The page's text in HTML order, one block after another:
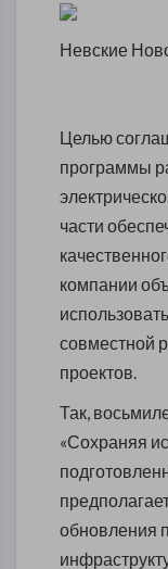
Невские
Целью
программы
части
компании
совместной
проектов.
Так,
«Сохраняя
обновления